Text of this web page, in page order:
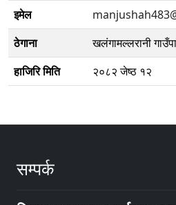
इमेल
ठेगाना
खलंगामल्लरानी
हाजिरि मिति
२०८२ जेष्ठ १२
सम्पर्क